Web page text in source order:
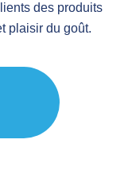
des produits
plaisir du goût.